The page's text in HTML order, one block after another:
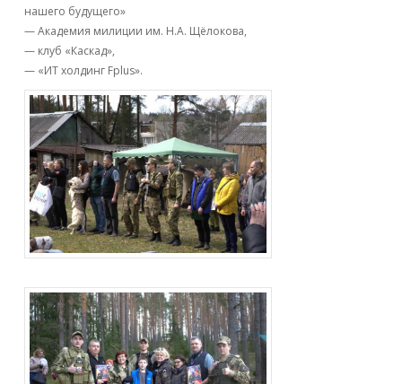
нашего будущего»
— Академия милиции им. Н.А. Щёлокова,
— клуб «Каскад»,
— «ИТ холдинг Fplus».